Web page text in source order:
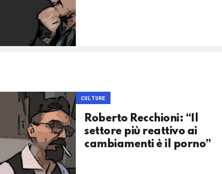
CULTURE
Roberto Recchioni: “Il
settore più reattivo ai
cambiamenti è il porno”